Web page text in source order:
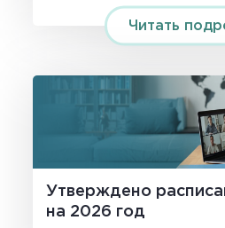
Читать
Утверждено
на 2026 год